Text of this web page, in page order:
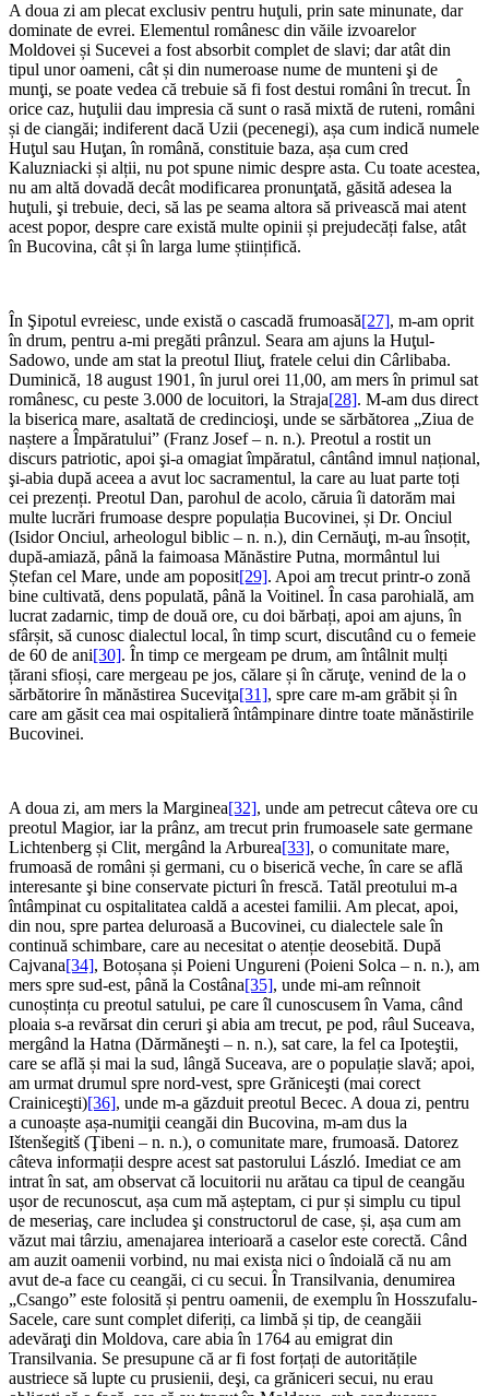
A doua zi am plecat exclusiv pentru huţuli, prin sate minunate, dar
dominate de evrei. Elementul românesc din văile izvoarelor
Moldovei și Sucevei a fost absorbit complet de slavi; dar atât din
tipul unor oameni, cât și din numeroase nume de munteni şi de
munţi, se poate vedea că trebuie să fi fost destui români în trecut. În
orice caz, huţulii dau impresia că sunt o rasă mixtă de ruteni, români
și de ciangăi; indiferent dacă Uzii (pecenegi), așa cum indică numele
Huţul sau Huţan, în română, constituie baza, așa cum cred
Kaluzniacki și alții, nu pot spune nimic despre asta. Cu toate acestea,
nu am altă dovadă decât modificarea pronunţată, găsită adesea la
huţuli, şi trebuie, deci, să las pe seama altora să privească mai atent
acest popor, despre care există multe opinii și prejudecăți false, atât
în ​​Bucovina, cât și în larga lume științifică.
În Şipotul evreiesc, unde există o cascadă frumoasă[27], m-am oprit
în drum, pentru a-mi pregăti prânzul. Seara am ajuns la Huţul-
Sadowo, unde am stat la preotul Iliuţ, fratele celui din Cârlibaba.
Duminică, 18 august 1901, în jurul orei 11,00, am mers în primul sat
românesc, cu peste 3.000 de locuitori, la Straja[28]. M-am dus direct
la biserica mare, asaltată de credincioşi, unde se sărbătorea „Ziua de
naștere a Împăratului” (Franz Josef – n. n.). Preotul a rostit un
discurs patriotic, apoi şi-a omagiat împăratul, cântând imnul național,
şi-abia după aceea a avut loc sacramentul, la care au luat parte toți
cei prezenți. Preotul Dan, parohul de acolo, căruia îi datorăm mai
multe lucrări frumoase despre populația Bucovinei, și Dr. Onciul
(Isidor Onciul, arheologul biblic – n. n.), din Cernăuţi, m-au însoțit,
după-amiază, până la faimoasa Mănăstire Putna, mormântul lui
Ștefan cel Mare, unde am poposit[29]. Apoi am trecut printr-o zonă
bine cultivată, dens populată, până la Voitinel. În casa parohială, am
lucrat zadarnic, timp de două ore, cu doi bărbați, apoi am ajuns, în
sfârșit, să cunosc dialectul local, în timp scurt, discutând cu o femeie
de 60 de ani[30]. În timp ce mergeam pe drum, am întâlnit mulți
țărani sfioși, care mergeau pe jos, călare și în căruţe, venind de la o
sărbătorire în mănăstirea Suceviţa[31], spre care m-am grăbit și în
care am găsit cea mai ospitalieră întâmpinare dintre toate mănăstirile
Bucovinei.
A doua zi, am mers la Marginea[32], unde am petrecut câteva ore cu
preotul Magior, iar la prânz, am trecut prin frumoasele sate germane
Lichtenberg și Clit, mergând la Arburea[33], o comunitate mare,
frumoasă de români și germani, cu o biserică veche, în care se află
interesante şi bine conservate picturi în frescă. Tatăl preotului m-a
întâmpinat cu ospitalitatea caldă a acestei familii. Am plecat, apoi,
din nou, spre partea deluroasă a Bucovinei, cu dialectele sale în
continuă schimbare, care au necesitat o atenție deosebită. După
Cajvana[34], Botoșana și Poieni Ungureni (Poieni Solca – n. n.), am
mers spre sud-est, până la Costâna[35], unde mi-am reînnoit
cunoștința cu preotul satului, pe care îl cunoscusem în Vama, când
ploaia s-a revărsat din ceruri şi abia am trecut, pe pod, râul Suceava,
mergând la Hatna (Dărmăneşti – n. n.), sat care, la fel ca Ipoteştii,
care se află și mai la sud, lângă Suceava, are o populație slavă; apoi,
am urmat drumul spre nord-vest, spre Grăniceşti (mai corect
Crainiceşti)[36], unde m-a găzduit preotul Becec. A doua zi, pentru
a cunoaște așa-numiţii ceangăi din Bucovina, m-am dus la
Ištenšegitš (Ţibeni – n. n.), o comunitate mare, frumoasă. Datorez
câteva informații despre acest sat pastorului László. Imediat ce am
intrat în sat, am observat că locuitorii nu arătau ca tipul de ceangău
ușor de recunoscut, așa cum mă așteptam, ci pur și simplu cu tipul
de meseriaş, care includea şi constructorul de case, și, așa cum am
văzut mai târziu, amenajarea interioară a caselor este corectă. Când
am auzit oamenii vorbind, nu mai exista nici o îndoială că nu am
avut de-a face cu ceangăi, ci cu secui. În Transilvania, denumirea
„Csango” este folosită și pentru oamenii, de exemplu în Hosszufalu-
Sacele, care sunt complet diferiți, ca limbă și tip, de ceangăii
adevăraţi din Moldova, care abia în 1764 au emigrat din
Transilvania. Se presupune că ar fi fost forțați de autoritățile
austriece să lupte cu prusienii, deşi, ca grăniceri secui, nu erau